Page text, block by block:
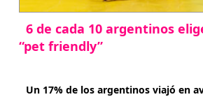
6 de cada 10 argentinos
“pet friendly”
Un 17% de los argentinos viajó en